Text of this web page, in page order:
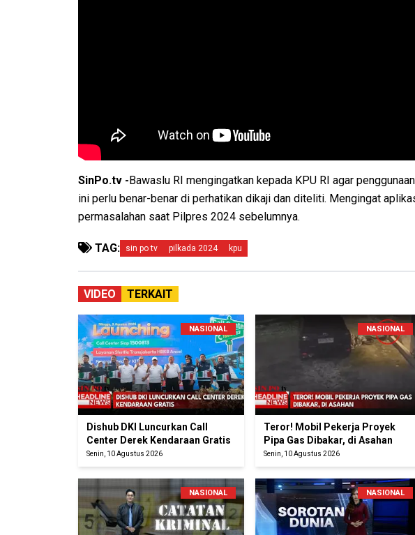
SinPo.tv - Bawaslu RI mengingatkan kepada KPU RI agar
ini perlu benar-benar di perhatikan dikaji dan diteliti. Mengingat
permasalahan saat Pilpres 2024 sebelumnya.
TAG: sin po tv pilkada 2024 kpu
VIDEO TERKAIT
NASIONAL
Dishub DKI Luncurkan Call
Center Derek Kendaraan Gratis
Senin, 10 Agustus 2026
NASIONAL
Teror! Mobil Pekerja Proyek
Pipa Gas Dibakar, di Asahan
Senin, 10 Agustus 2026
NASIONAL NASIONAL